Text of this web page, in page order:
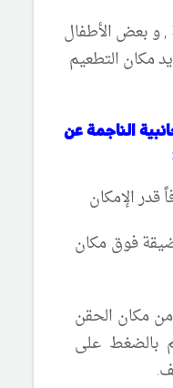
و بعض الأطفال
مكان التطعيم
الناجمة عن
قدر الإمكان
فوق مكان
مكان الحقن
بالضغط على